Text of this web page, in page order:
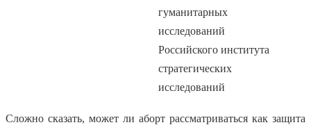
гуманитарных
исследований
Российского института
стратегических
исследований
Сложно сказать, может ли аборт рассматриваться как защита